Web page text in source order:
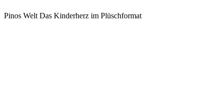
Pinos Welt Das Kinderherz im Plüschformat